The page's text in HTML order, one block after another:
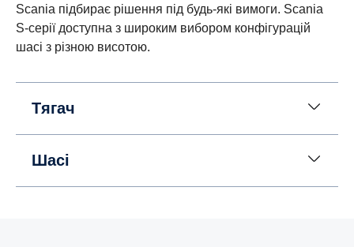
Scania підбирає рішення під будь-які вимоги. Scania
S-серії доступна з широким вибором конфігурацій
шасі з різною висотою.
Тягач
Шасі